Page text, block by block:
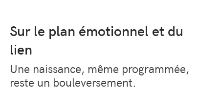
Sur le plan émotionnel et du
lien
Une naissance, même programmée,
reste un bouleversement.